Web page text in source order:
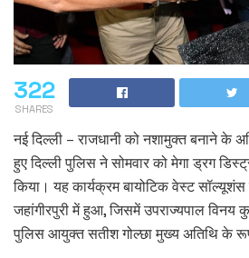
322
SHARES
नई दिल्ली – राजधानी को नशामुक्त बनाने के
हुए दिल्ली पुलिस ने सोमवार को मेगा ड्रग
किया। यह कार्यक्रम बायोटिक वेस्ट सॉल्यूशंस
जहांगीरपुरी में हुआ, जिसमें उपराज्यपाल विनय
पुलिस आयुक्त सतीश गोल्छा मुख्य अतिथि के